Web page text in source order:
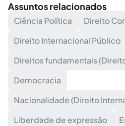
Assuntos relacionados
Ciência Política
Direito
Direito Internacional Público
Direitos fundamentais
Democracia
Nacionalidade (Direito
Liberdade de expressão